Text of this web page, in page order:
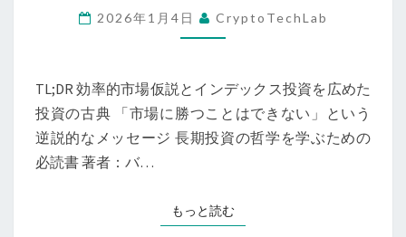
街
の
ン
ダ
ム
ー
2026年1月4日 CryptoTechLab
TL;DR 効率的市場仮説とインデックス投資を広めた
投資の古典 「市場に勝つことはできない」という
逆説的なメッセージ 長期投資の哲学を学ぶための
必読書 著者：バ…
もっと読むもっと読む